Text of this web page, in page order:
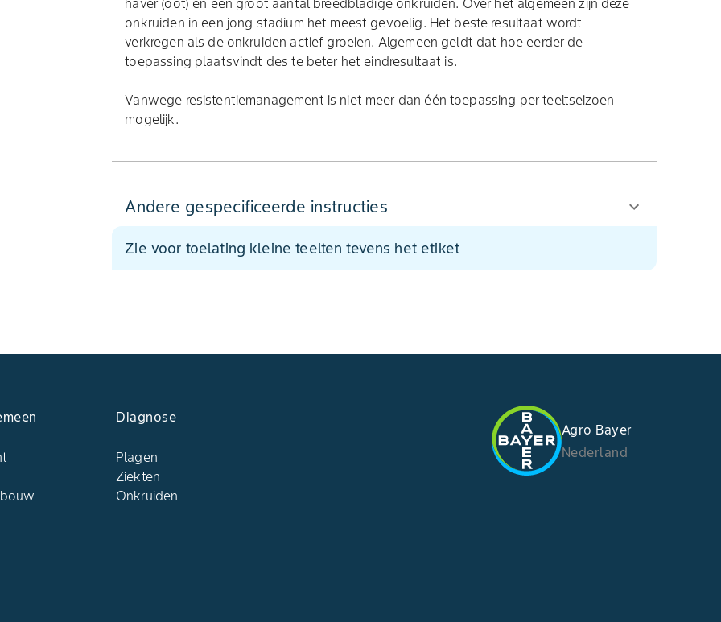
haver (oot) en een groot aantal breedbladige onkruiden. Over het algemeen zijn deze
onkruiden in een jong stadium het meest gevoelig. Het beste resultaat wordt
verkregen als de onkruiden actief groeien. Algemeen geldt dat hoe eerder de
toepassing plaatsvindt des te beter het eindresultaat is.
Vanwege resistentiemanagement is niet meer dan één toepassing per teeltseizoen
mogelijk.
Andere gespecificeerde instructies
Zie voor toelating kleine teelten tevens het etiket
Diagnose
Plagen
Ziekten
Onkruiden
Agro Bayer
Nederland